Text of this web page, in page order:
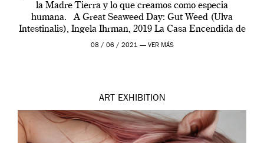
la Madre Tierra y lo que creamos como especia
humana. A Great Seaweed Day: Gut Weed (Ulva
Intestinalis), Ingela Ihrman, 2019 La Casa Encendida de
Madrid y la Wellcome […]
08 / 06 / 2021 — VER MÁS
ART EXHIBITION